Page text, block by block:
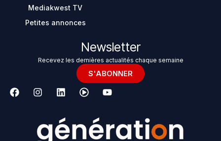
Mediakwest TV
Petites annonces
Newsletter
Recevez les dernières actualités chaque semaine
S'ABONNER